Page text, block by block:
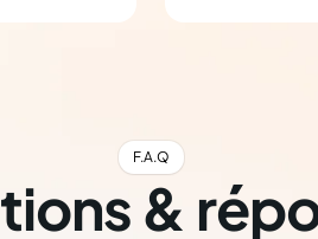
F.A.Q
&